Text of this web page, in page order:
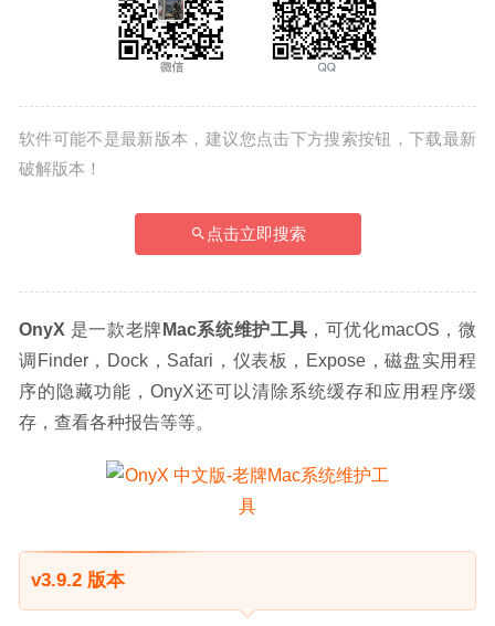
软件可能不是最新版本，建议您点击下方搜索按钮，下载最新
破解版本！
点击立即搜索
OnyX 是一款老牌 Mac系统维护工具 ，可优化macOS，微
调Finder，Dock，Safari，仪表板，Expose，磁盘实用程
序的隐藏功能，OnyX还可以清除系统缓存和应用程序缓
存，查看各种报告等等。
v3.9.2 版本